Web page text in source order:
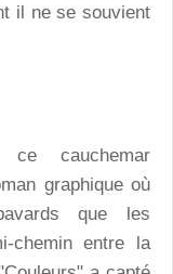
il ne se souvient
cauchemar
graphique où
que les
chemin entre la